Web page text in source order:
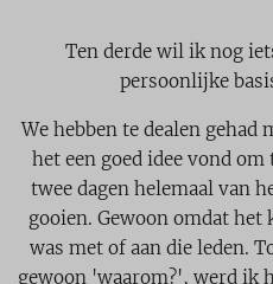
Ten derde wil ik nog
persoonlijke
We hebben te dealen gehad
het een goed idee vond
twee dagen helemaal van
gooien. Gewoon omdat
was met of aan die leden.
gewoon 'waarom?', werd ik